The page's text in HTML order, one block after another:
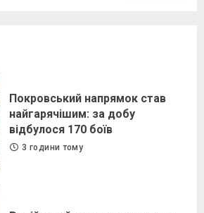
Покровський напрямок став
найгарячішим: за добу
відбулося 170 боїв
3 години тому